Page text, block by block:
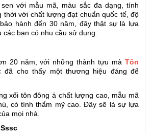
với mẫu mã, màu sắc đa dạng, tính
thời với chất lượng đạt chuẩn quốc tế, độ
hành đến 30 năm, đây thật sự là lựa
bạn có nhu cầu sử dụng.
20 năm, với những thành tựu mà Tôn
đã cho thấy một thương hiệu đáng để
xối tôn đông á chất lượng cao, mẫu mã
có tính thẩm mỹ cao. Đây sẽ là sự lựa
mọi nhà.